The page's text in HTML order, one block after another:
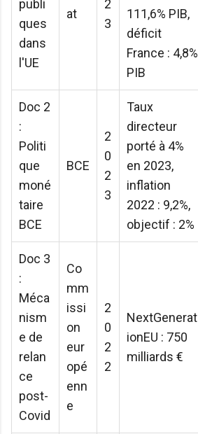
publi
ques
dans
l'UE
at
2
3
111,6% PIB,
déficit
France : 4,8%
PIB
Doc 2
:
Politi
que
moné
taire
BCE
BCE
2
0
2
3
Taux
directeur
porté à 4%
en 2023,
inflation
2022 : 9,2%,
objectif : 2%
Doc 3
:
Méca
nism
e de
relan
ce
post-
Covid
Co
mm
issi
on
eur
opé
enn
e
2
0
2
2
NextGenerat
ionEU : 750
milliards €